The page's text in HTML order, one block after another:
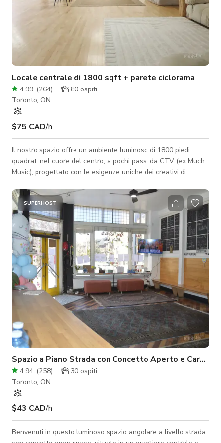
Locale centrale di 1800 sqft + parete ciclorama
4.99 (264) 80 ospiti
Toronto, ON
$75 CAD/h
Il nostro spazio offre un ambiente luminoso di 1800 piedi
quadrati nel cuore del centro, a pochi passi da CTV (ex Much
Music), progettato con le esigenze uniche dei creativi di
prenotazioni siano feste di compleanno, abbiamo ospitato
anche ricevimenti di nozze, cerimonie nuziali, baby shower,
addii al nubilato, yoga con cuccioli, allenamenti, interviste, club
di corsa e altro. Il nostro locale è dotato di 2 altoparlanti
professionali potenti
SUPERHOST
Spazio a Piano Strada con Concetto Aperto e
4.94 (258) 30 ospiti
Toronto, ON
$43 CAD/h
Benvenuti in questo luminoso spazio angolare a livello strada